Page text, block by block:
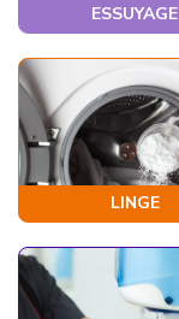
ESSUYAGE
LINGE